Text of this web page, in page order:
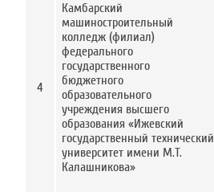
4
Камбарский
машиностроительный
колледж (филиал)
федерального
государственного
бюджетного
образовательного
учреждения высшего
образования «Ижевский
государственный технический
университет имени М.Т.
Калашникова»